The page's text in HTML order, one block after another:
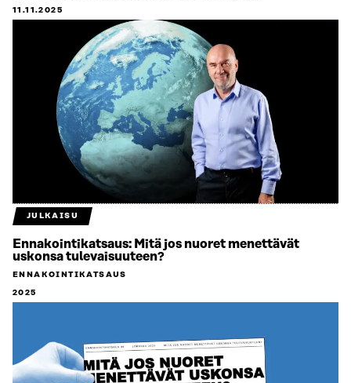
11.11.2025
JULKAISU
Ennakointikatsaus: Mitä jos nuoret menettävät
uskonsa tulevaisuuteen?
ENNAKOINTIKATSAUS
2025